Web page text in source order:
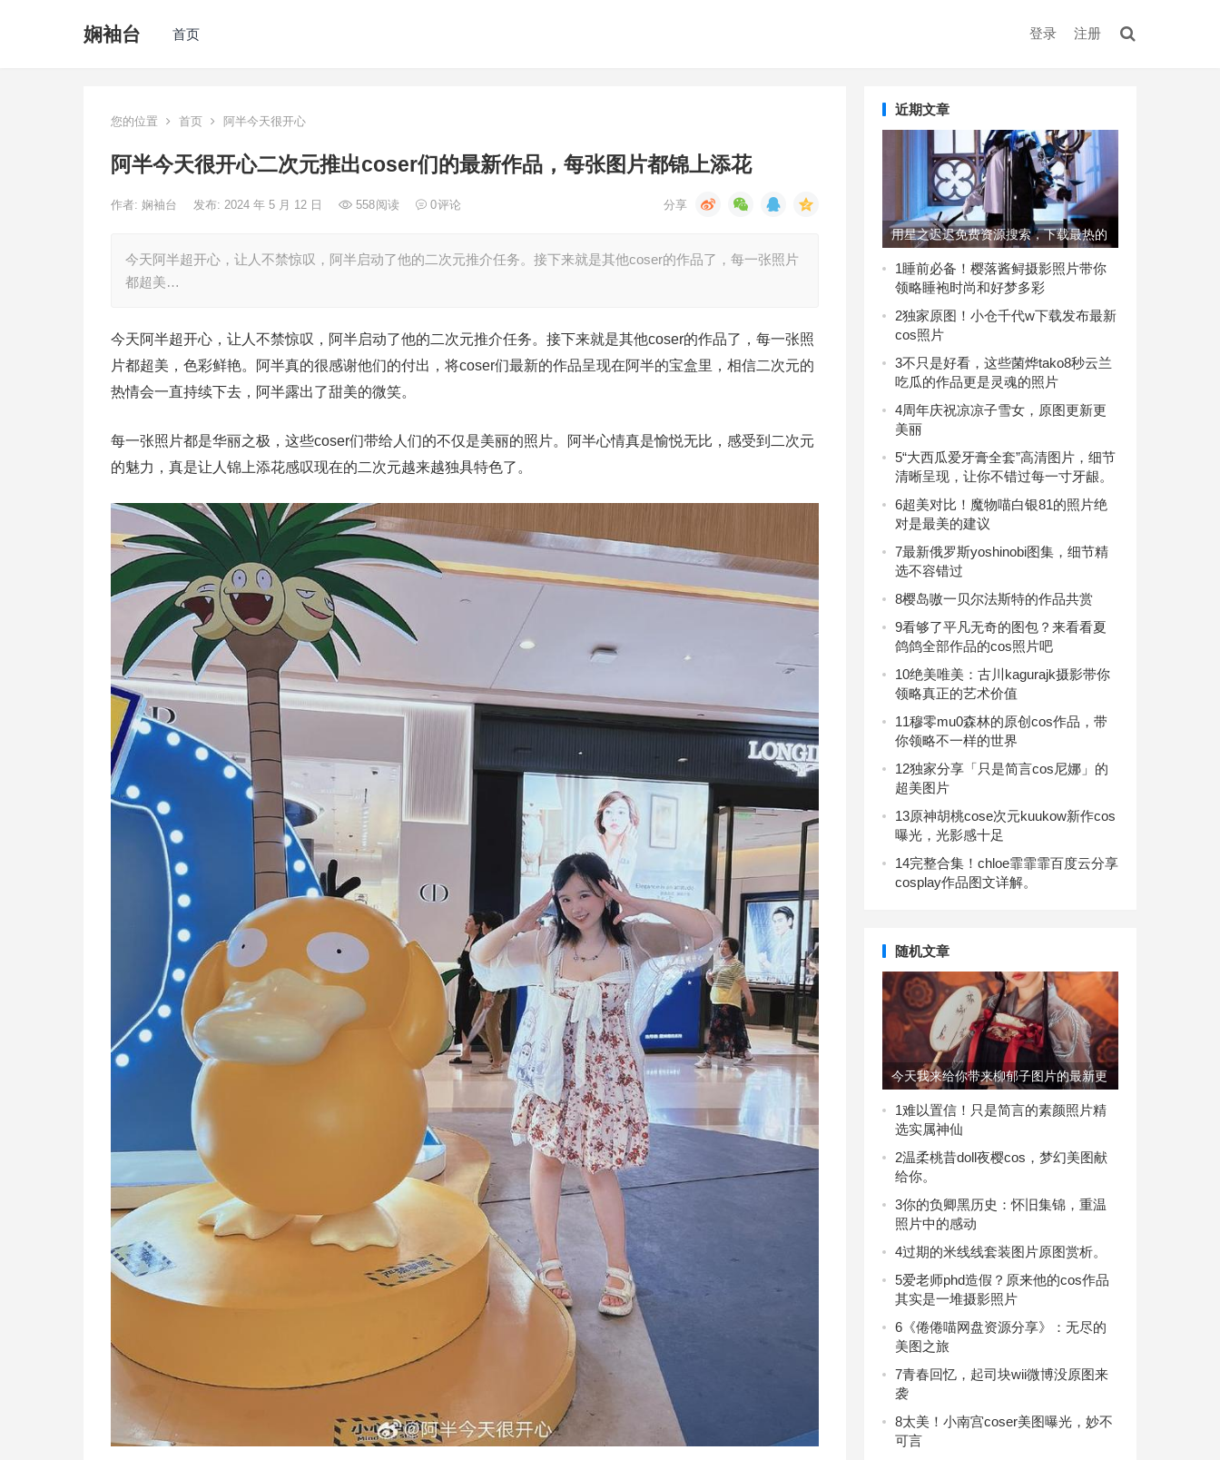
娴袖台 首页 登录 注册
您的位置 首页 阿半今天很开心
阿半今天很开心二次元推出coser们的最新作品，每张图片都锦上添花
作者: 娴袖台 发布: 2024 年 5 月 12 日 558阅读 0评论
今天阿半超开心，让人不禁惊叹，阿半启动了他的二次元推介任务。接下来就是其他coser的作品了，每一张照片
都超美…
今天阿半超开心，让人不禁惊叹，阿半启动了他的二次元推介任务。接下来就是其他coser的作品了，每一张照
片都超美，色彩鲜艳。阿半真的很感谢他们的付出，将coser们最新的作品呈现在阿半的宝盒里，相信二次元的
热情会一直持续下去，阿半露出了甜美的微笑。
每一张照片都是华丽之极，这些coser们带给人们的不仅是美丽的照片。阿半心情真是愉悦无比，感受到二次元
的魅力，真是让人锦上添花感叹现在的二次元越来越独具特色了。
近期文章
用星之迟迟免费资源搜索，下载最热的
美图集
1睡前必备！樱落酱鲟摄影照片带你
领略睡袍时尚和好梦多彩
2独家原图！小仓千代w下载发布最新
cos照片
3不只是好看，这些菌烨tako8秒云兰
吃瓜的作品更是灵魂的照片
4周年庆祝凉凉子雪女，原图更新更
美丽
5“大西瓜爱牙膏全套”高清图片，细节
清晰呈现，让你不错过每一寸牙龈。
6超美对比！魔物喵白银81的照片绝
对是最美的建议
7最新俄罗斯yoshinobi图集，细节精
选不容错过
8樱岛嗷一贝尔法斯特的作品共赏
9看够了平凡无奇的图包？来看看夏
鸽鸽全部作品的cos照片吧
10绝美唯美：古川kagurajk摄影带你
领略真正的艺术价值
11穆零mu0森林的原创cos作品，带
你领略不一样的世界
12独家分享「只是简言cos尼娜」的
超美图片
13原神胡桃cose次元kuukow新作cos
曝光，光影感十足
14完整合集！chloe霏霏霏百度云分享
cosplay作品图文详解。
随机文章
今天我来给你带来柳郁子图片的最新更
新
1难以置信！只是简言的素颜照片精
选实属神仙
2温柔桃昔doll夜樱cos，梦幻美图献
给你。
3你的负卿黑历史：怀旧集锦，重温
照片中的感动
4过期的米线线套装图片原图赏析。
5爱老师phd造假？原来他的cos作品
其实是一堆摄影照片
6 《倦倦喵网盘资源分享》：无尽的
美图之旅
7青春回忆，起司块wii微博没原图来
袭
8太美！小南宫coser美图曝光，妙不
可言